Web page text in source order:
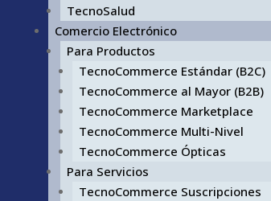
TecnoSalud
Comercio Electrónico
Para Productos
TecnoCommerce Estándar (B2C)
TecnoCommerce al Mayor (B2B)
TecnoCommerce Marketplace
TecnoCommerce Multi-Nivel
TecnoCommerce Ópticas
Para Servicios
TecnoCommerce Suscripciones